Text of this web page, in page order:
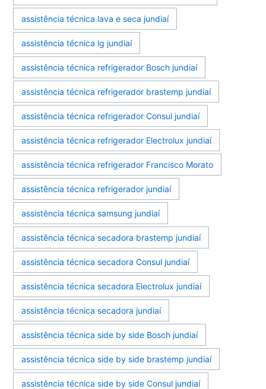
assistência técnica lava e seca jundiaí
assistência técnica lg jundiaí
assistência técnica refrigerador Bosch jundiaí
assistência técnica refrigerador brastemp jundiaí
assistência técnica refrigerador Consul jundiaí
assistência técnica refrigerador Electrolux jundiaí
assistência técnica refrigerador Francisco Morato
assistência técnica refrigerador jundiaí
assistência técnica samsung jundiaí
assistência técnica secadora brastemp jundiaí
assistência técnica secadora Consul jundiaí
assistência técnica secadora Electrolux jundiaí
assistência técnica secadora jundiaí
assistência técnica side by side Bosch jundiaí
assistência técnica side by side brastemp jundiaí
assistência técnica side by side Consul jundiaí